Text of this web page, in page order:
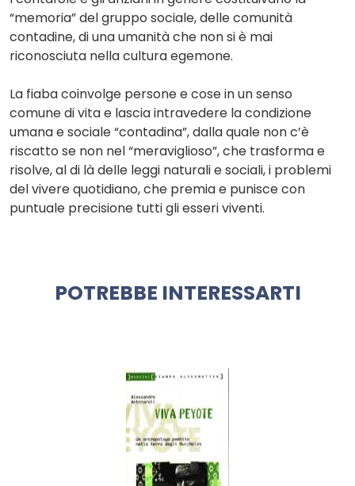
“memoria” del gruppo sociale, delle comunità
contadine, di una umanità che non si è mai
riconosciuta nella cultura egemone.
La fiaba coinvolge persone e cose in un senso
comune di vita e lascia intravedere la condizione
umana e sociale “contadina”, dalla quale non c’è
riscatto se non nel “meraviglioso”, che trasforma e
risolve, al di là delle leggi naturali e sociali, i problemi
del vivere quotidiano, che premia e punisce con
puntuale precisione tutti gli esseri viventi.
POTREBBE INTERESSARTI